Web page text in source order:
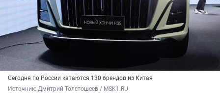
Сегодня по России катаются 130 брендов из Китая
Источник: Дмитрий Толстошеев / MSK1.RU